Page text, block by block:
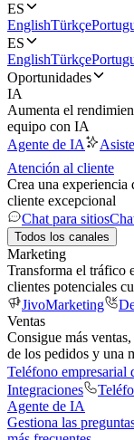
ES
EnglishTürkçe
ES
EnglishTürkçe
Oportunidades
IA
Aumenta el
equipo con IA
Agente de IA
Atención al cliente
Crea una experiencia
cliente excepcional
Chat para sitios
Todos los canales
Marketing
Transforma el tráfico
clientes potenciales
JivoMarketing
Ventas
Consigue más
de los pedidos y una
Teléfono empresarial
Integraciones
Agente de IA
Gestiona las